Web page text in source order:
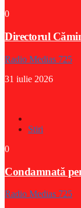
0
Directorul
Radio Medias 725
31 iulie 2026
Stiri
0
Condamnată
Radio Medias 725